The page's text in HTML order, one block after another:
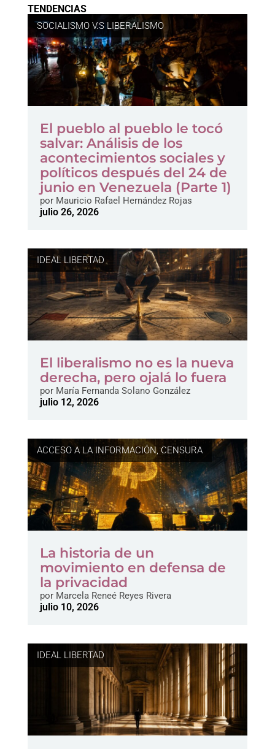
TENDENCIAS
SOCIALISMO V.S LIBERALISMO
El pueblo al pueblo le tocó
salvar: Análisis de los
acontecimientos sociales y
políticos después del 24 de
junio en Venezuela (Parte 1)
porMauricio Rafael Hernández Rojas
julio 26, 2026
IDEAL LIBERTAD
El liberalismo no es la nueva
derecha, pero ojalá lo fuera
porMaría Fernanda Solano González
julio 12, 2026
ACCESO A LA INFORMACIÓN,CENSURA
La historia de un
movimiento en defensa de
la privacidad
porMarcela Reneé Reyes Rivera
julio 10, 2026
IDEAL LIBERTAD